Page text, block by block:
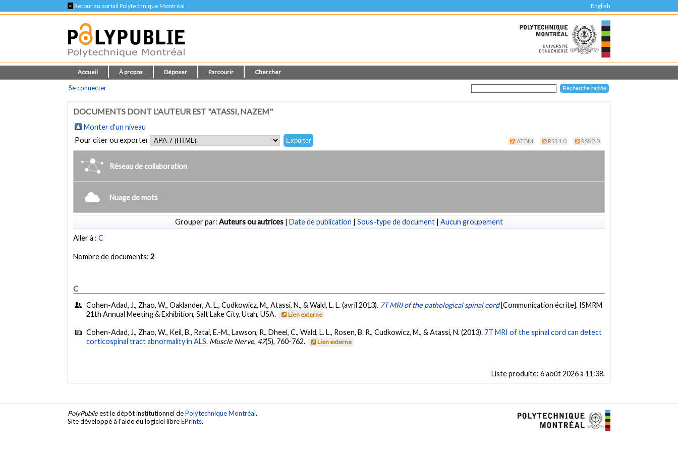
< Retour au portail Polytechnique Montréal English
Accueil À propos Déposer Parcourir Chercher
Se connecter
DOCUMENTS DONT L'AUTEUR EST "ATASSI, NAZEM"
Monter d'un niveau
Pour citer ou exporter
ATOM RSS 1.0 RSS 2.0
Réseau de collaboration
Nuage de mots
Grouper par: Auteurs ou autrices | Date de publication | Sous-type de document | Aucun groupement
Aller à :C
Nombre de documents:2
C
Cohen-Adad, J., Zhao, W., Oaklander, A. L., Cudkowicz, M., Atassi, N., & Wald, L. L. (avril 2013). 7T MRI of the pathological spinal cord [Communication écrite]. ISMRM
21th Annual Meeting & Exhibition, Salt Lake City, Utah, USA.
Lien externe
Cohen-Adad, J., Zhao, W., Keil, B., Ratai, E.-M., Lawson, R., Dheel, C., Wald, L. L., Rosen, B. R., Cudkowicz, M., & Atassi, N. (2013). 7T MRI of the spinal cord can detect
corticospinal tract abnormality in ALS. Muscle Nerve, 47(5), 760-762. Lien externe
Liste produite: 6 août 2026 à 11:38.
PolyPublieest le dépôt institutionnel dePolytechnique Montréal.
Site développé à l'aide du logiciel libreEPrints.